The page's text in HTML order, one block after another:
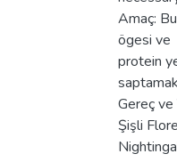
Amaç:
ögesi ve
protein
Gereç
Şişli